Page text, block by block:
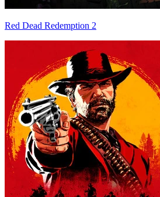
Red Dead Redemption 2